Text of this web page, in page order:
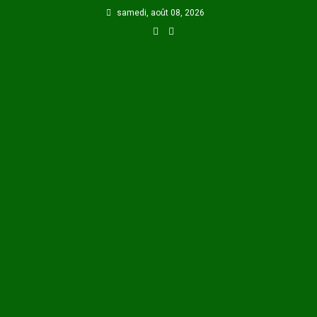
samedi, août 08, 2026